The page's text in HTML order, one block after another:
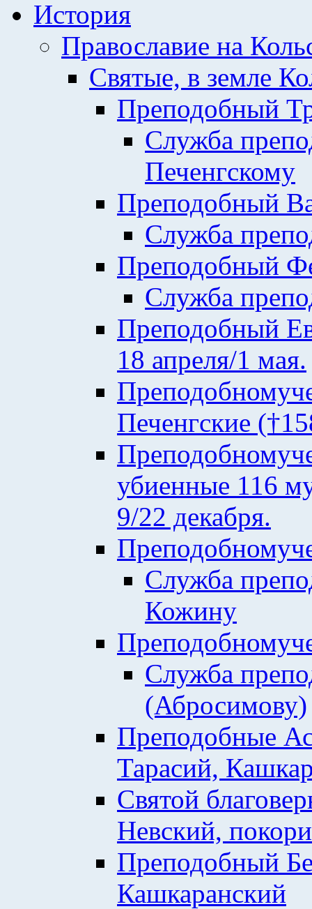
История
Православие на
Святые, в земле
Преподобный
Служба
Печенгскому
Преподобный
Служба
Преподобный
Служба
Преподобный
18 апреля/1 мая.
Печенгские
убиенные 116
9/22 декабря.
Служба
Кожину
Служба
(Абросимову)
Преподобные
Тарасий,
Святой
Невский,
Преподобный
Кашкаранский